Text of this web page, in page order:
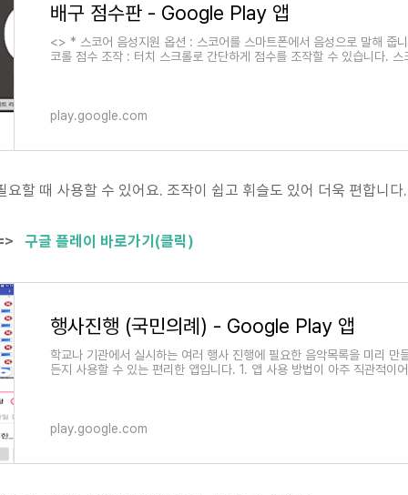
배구 점수판 - Google Play 앱
<> * 스코어 음성지원 옵션 : 스코어를 스마트폰에서 음성으로 말해 줍
코롤 점수 조작 : 터치 스크롤로 간단하게 점수를 조작할 수 있습니다.
play.google.com
할 때 사용할 수 있어요. 조작이 쉽고 휘슬도 있어 더욱 편합니다.
구글 플레이 바로가기(클릭)
행사진행 (국민의례) - Google Play 앱
학교나 기관에서 실시하는 여러 행사 진행에 필요한 음악목록을 미리 만
든지 사용할 수 있는 편리한 앱입니다. 1. 앱 사용 방법이 아주 직관적이
play.google.com